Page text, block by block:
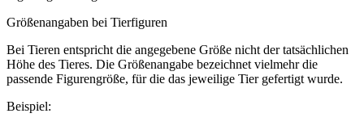
Größenangaben bei Tierfiguren
Bei Tieren entspricht die angegebene Größe nicht der tatsächlichen
Höhe des Tieres. Die Größenangabe bezeichnet vielmehr die
passende Figurengröße, für die das jeweilige Tier gefertigt wurde.
Beispiel: